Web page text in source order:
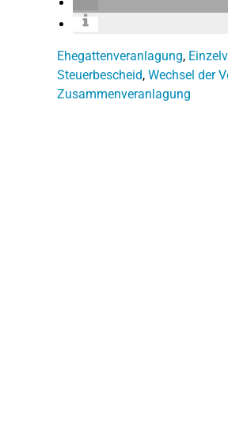
Ehegattenveranlagung,
Steuerbescheid, Wechsel der
Zusammenveranlagung